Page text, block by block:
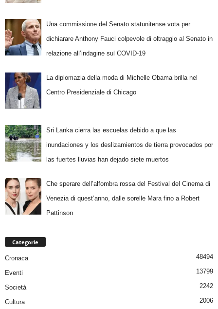
Una commissione del Senato statunitense vota per
dichiarare Anthony Fauci colpevole di oltraggio al Senato in
relazione all’indagine sul COVID-19
La diplomazia della moda di Michelle Obama brilla nel
Centro Presidenziale di Chicago
Sri Lanka cierra las escuelas debido a que las
inundaciones y los deslizamientos de tierra provocados por
las fuertes lluvias han dejado siete muertos
Che sperare dell’alfombra rossa del Festival del Cinema di
Venezia di quest’anno, dalle sorelle Mara fino a Robert
Pattinson
Categorie
Cronaca 48494
Eventi 13799
Società 2242
Cultura 2006